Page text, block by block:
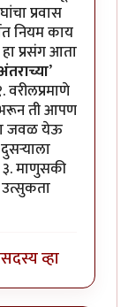
प्रवास
नियम काय
हा प्रसंग आता
’
भरून ती आपण
जवळ येऊ
३. माणुसकी
उत्सुकता
सदस्य व्हा